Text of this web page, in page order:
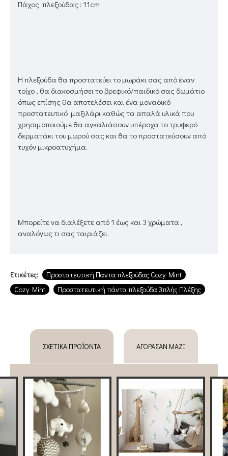
Πάχος πλεξούδας : 11cm
Η πλεξούδα θα προστατεύει το μωράκι σας από έναν
τοίχο , θα διακοσμήσει το βρεφικό/παιδικό σας δωμάτιο
όπως επίσης θα αποτελέσει και ένα μοναδικό
προστατευτικό μαξιλάρι καθώς τα απαλά υλικά που
χρησιμοποιούμε θα αγκαλιάσουν υπέροχα το τρυφερό
δερματάκι του μωρού σας και θα το προστατεύσουν από
τυχόν μικροατυχήμα.
Μπορείτε να διαλέξετε από 1 έως και 3 χρώματα ,
αναλόγως τι σας ταιριάζει.
Ετικέτες:
Προστατευτική Πάντα πλεξούδας Cozy Mint
Cozy Mint
Προστατευτική πάντα πλεξούδα 3πλής Πλέξης
ΣΧΕΤΙΚΆ ΠΡΟΪΌΝΤΑ ΑΓΌΡΑΣΑΝ ΜΑΖΊ